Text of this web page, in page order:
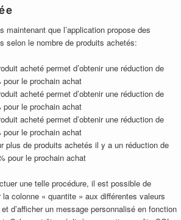
maintenant que l’application propose des
selon le nombre de produits achetés:
acheté permet d’obtenir une réduction de
pour le prochain achat
acheté permet d’obtenir une réduction de
pour le prochain achat
acheté permet d’obtenir une réduction de
pour le prochain achat
plus de produits achetés il y a un réduction de
pour le prochain achat
une telle procédure, il est possible de
la colonne « quantite » aux différentes valeurs
d’afficher un message personnalisé en fonction